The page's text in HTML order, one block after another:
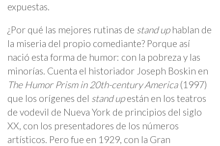
expuestas.
¿Por qué las mejores rutinas de stand uphablan de
la miseria del propio comediante? Porque así
nació esta forma de humor: con la pobreza y las
minorías. Cuenta el historiador Joseph Boskin en
The Humor Prism in 20th-century America(1997)
que los orígenes del stand upestán en los teatros
de vodevil de Nueva York de principios del siglo
XX, con los presentadores de los números
artísticos. Pero fue en 1929, con la Gran